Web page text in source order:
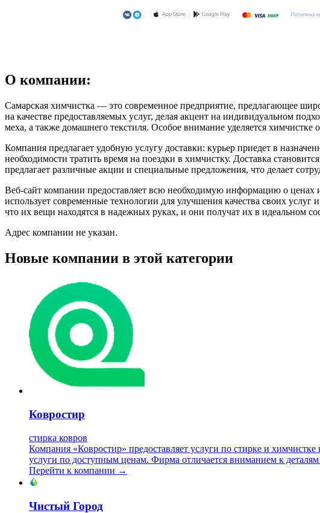
О компании:
Самарская химчистка — это современное предприятие, предлагающее
на качестве предоставляемых услуг, делая акцент на индивидуальном
меха, а также домашнего текстиля. Особое внимание уделяется
Компания предлагает удобную услугу доставки: курьер приедет в
необходимости тратить время на поездки в химчистку. Доставка
предлагает различные акции и специальные предложения, что делает
Веб-сайт компании предоставляет всю необходимую информацию о ценах
использует современные технологии для улучшения качества своих
что их вещи находятся в надежных руках, и они получат их в идеальном
Адрес компании не указан.
Новые компании в этой категории
Ковростир
стирка ковров
Компания «Ковростир» предоставляет услуги по стирке и химчистке
услуги по доступным ценам. Фирма отличается вниманием к
Перейти к компании →
Чистый Город